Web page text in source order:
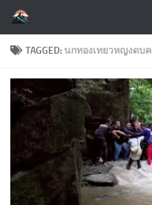
Skip to content
TAGGED: นกทองเทยวหญงดบค